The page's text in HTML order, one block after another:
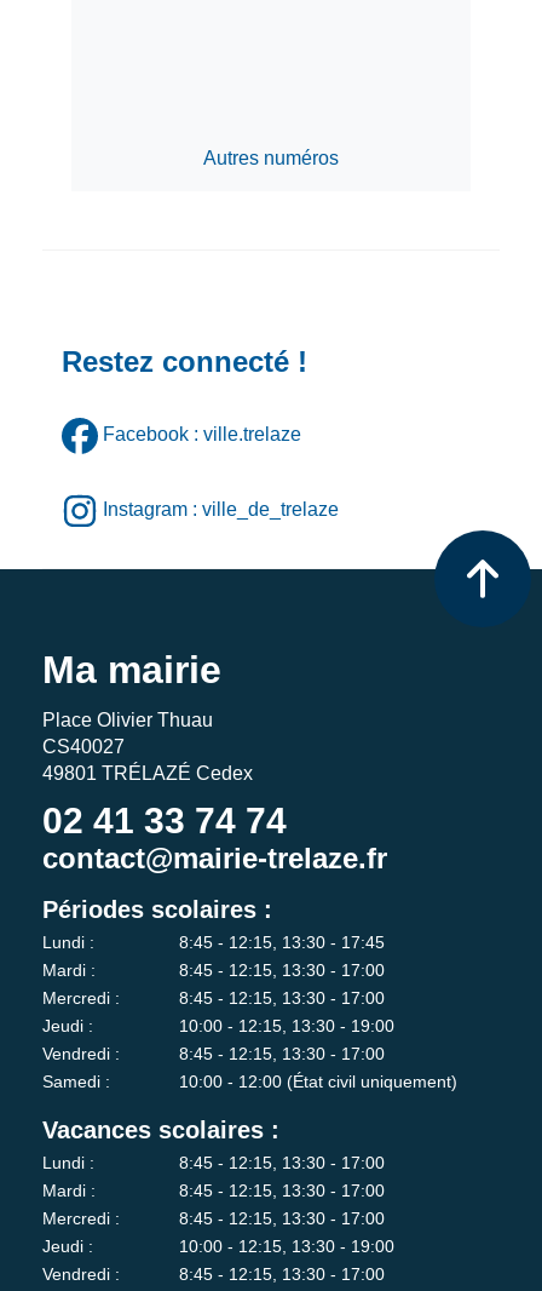
Autres numéros
Restez connecté !
Facebook : ville.trelaze
Instagram : ville_de_trelaze
Ma mairie
Place Olivier Thuau
CS40027
49801 TRÉLAZÉ Cedex
02 41 33 74 74
contact@mairie-trelaze.fr
Périodes scolaires :
Lundi :
8:45 - 12:15, 13:30 - 17:45
Mardi :
8:45 - 12:15, 13:30 - 17:00
Mercredi :
8:45 - 12:15, 13:30 - 17:00
Jeudi :
10:00 - 12:15, 13:30 - 19:00
Vendredi :
8:45 - 12:15, 13:30 - 17:00
Samedi :
10:00 - 12:00 (État civil uniquement)
Vacances scolaires :
Lundi :
8:45 - 12:15, 13:30 - 17:00
Mardi :
8:45 - 12:15, 13:30 - 17:00
Mercredi :
8:45 - 12:15, 13:30 - 17:00
Jeudi :
10:00 - 12:15, 13:30 - 19:00
Vendredi :
8:45 - 12:15, 13:30 - 17:00